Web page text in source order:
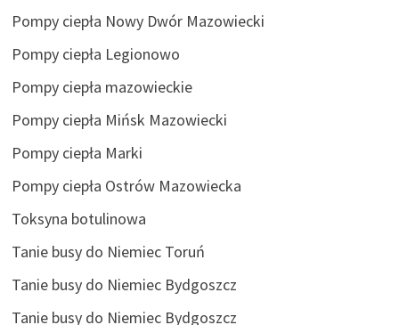
Pompy ciepła Nowy Dwór Mazowiecki
Pompy ciepła Legionowo
Pompy ciepła mazowieckie
Pompy ciepła Mińsk Mazowiecki
Pompy ciepła Marki
Pompy ciepła Ostrów Mazowiecka
Toksyna botulinowa
Tanie busy do Niemiec Toruń
Tanie busy do Niemiec Bydgoszcz
Tanie busy do Niemiec Bydgoszcz